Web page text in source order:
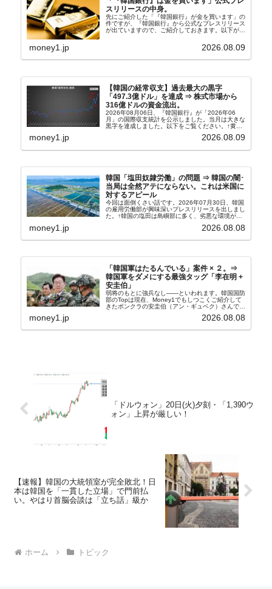
スリリースの中身。
先にご紹介した「『韓国銀行』が金を買います」の
件ですが、『韓国銀行』から公式なプレスリリース
が出ていますので、ご紹介しておきます。以下が全
れ協力体制を構築□『韓国銀行』は、国内生産金の
money1.jp 2026.08.09
【韓国の経常収支】過去最大の黒字
「497.3億ドル」を達成 ⇒ 株式市場から
316億ドルの資金流出。
2026年08月06日、『韓国銀行』が「2026年06
月」の国際収支統計を公示しました。当月は大きな
黒字を達成しました。以下をご覧ください。↑黄色
の経常収支です。2026年06月貿易収支：4...
money1.jp 2026.08.09
韓国「塩田奴隷労働」の問題 ⇒ 韓国の闇･
当局は全然アテにならない。これは米国に
対するアピール
今回は面倒くさい話です。2026年07月30日、韓国
の雇用労働部が興味深いプレスリリースを出しまし
た。↑韓国の塩田は島嶼部に多く、劣悪な環境が一
たといわれます（後述）。これは、いわゆる「塩田
money1.jp 2026.08.08
「韓国軍はたるんでいる」案件 × ２。⇒
韓国軍をダメにする最強タッグ「李在明 +
安圭伯」
弱将のもとに強兵なし――といわれます。韓国国防
部のTopは現在、Money1でもしつこくご紹介して
きたボンクラの安圭伯（アン・ギュベク）さんで
さんと「韓国初の文官上がり」の国防部長官安圭伯
money1.jp 2026.08.08
「ドルウォン」20日(火)夕刻・「1,390ウ
ォン」上昇が厳しい！
【速報】韓国の大統領室が完全敗北！日
本は韓国を「一貫した立場」で門前払
い。やはり首脳会談は「立ち話」級か
ホーム トピック